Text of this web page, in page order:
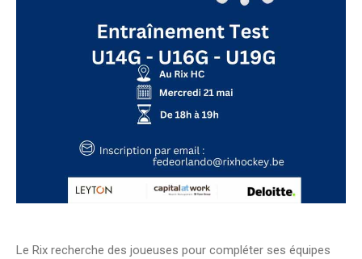
Le Rix recherche des joueuses pour compléter ses équipes